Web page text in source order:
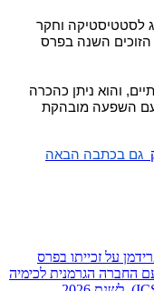
לסטטיסטיקה וחקר
השנה בפרס
והוא ניתן כהכרה
עם השפעה מובהקת